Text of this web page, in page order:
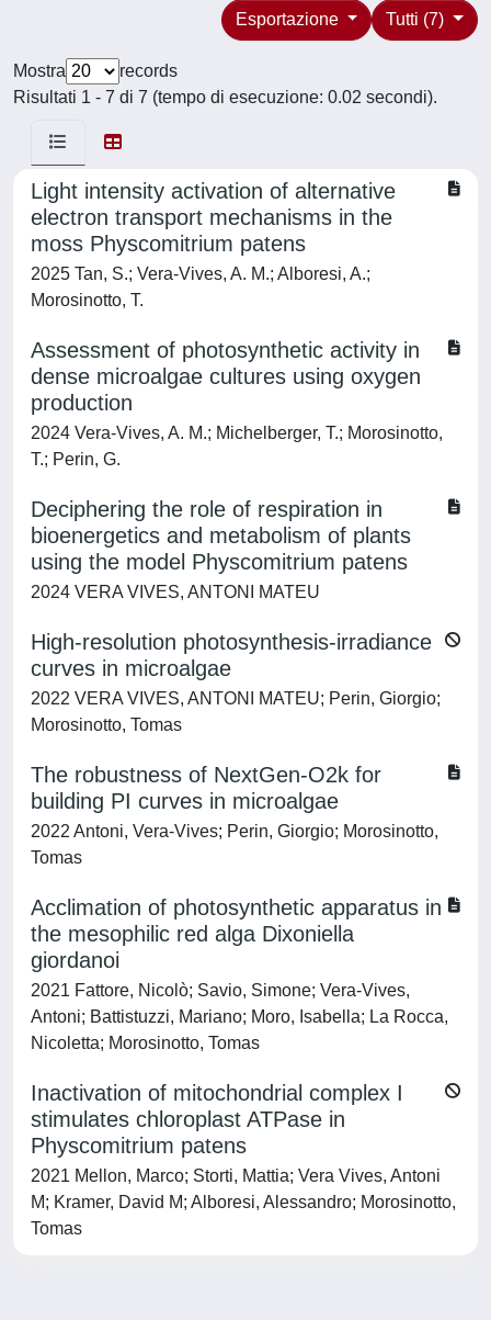
Tutti (7)
Esportazione
Mostra
records
Risultati 1 - 7 di 7 (tempo di esecuzione: 0.02 secondi).
Light intensity activation of alternative
electron transport mechanisms in the
moss Physcomitrium patens
2025 Tan, S.; Vera-Vives, A. M.; Alboresi, A.;
Morosinotto, T.
Assessment of photosynthetic activity in
dense microalgae cultures using oxygen
production
2024 Vera-Vives, A. M.; Michelberger, T.; Morosinotto,
T.; Perin, G.
Deciphering the role of respiration in
bioenergetics and metabolism of plants
using the model Physcomitrium patens
2024 VERA VIVES, ANTONI MATEU
High-resolution photosynthesis-irradiance
curves in microalgae
2022 VERA VIVES, ANTONI MATEU; Perin, Giorgio;
Morosinotto, Tomas
The robustness of NextGen-O2k for
building PI curves in microalgae
2022 Antoni, Vera-Vives; Perin, Giorgio; Morosinotto,
Tomas
Acclimation of photosynthetic apparatus in
the mesophilic red alga Dixoniella
giordanoi
2021 Fattore, Nicolò; Savio, Simone; Vera-Vives,
Antoni; Battistuzzi, Mariano; Moro, Isabella; La Rocca,
Nicoletta; Morosinotto, Tomas
Inactivation of mitochondrial complex I
stimulates chloroplast ATPase in
Physcomitrium patens
2021 Mellon, Marco; Storti, Mattia; Vera Vives, Antoni
M; Kramer, David M; Alboresi, Alessandro; Morosinotto,
Tomas